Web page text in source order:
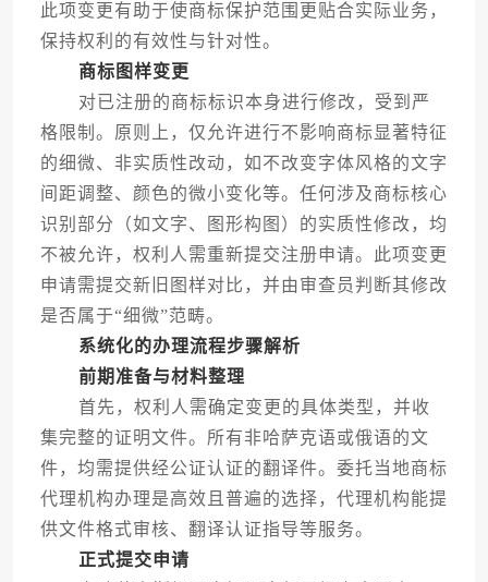
此项变更有助于使商标保护范围更贴合实际业务，
保持权利的有效性与针对性。
商标图样变更
对已注册的商标标识本身进行修改，受到严
格限制。原则上，仅允许进行不影响商标显著特征
的细微、非实质性改动，如不改变字体风格的文字
间距调整、颜色的微小变化等。任何涉及商标核心
识别部分（如文字、图形构图）的实质性修改，均
不被允许，权利人需重新提交注册申请。此项变更
申请需提交新旧图样对比，并由审查员判断其修改
是否属于“细微”范畴。
系统化的办理流程步骤解析
前期准备与材料整理
首先，权利人需确定变更的具体类型，并收
集完整的证明文件。所有非哈萨克语或俄语的文
件，均需提供经公证认证的翻译件。委托当地商标
代理机构办理是高效且普遍的选择，代理机构能提
供文件格式审核、翻译认证指导等服务。
正式提交申请